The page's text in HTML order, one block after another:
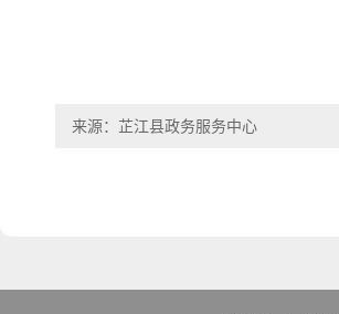
来源：芷江县政务服务中心